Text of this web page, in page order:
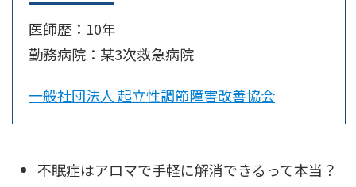
医師歴：10年
勤務病院：某3次救急病院
一般社団法人 起立性調節障害改善協会
不眠症はアロマで手軽に解消できるって本当？